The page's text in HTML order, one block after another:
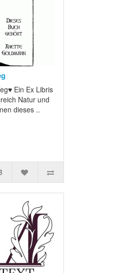
Ein Ex Libris
Natur und
dieses ..